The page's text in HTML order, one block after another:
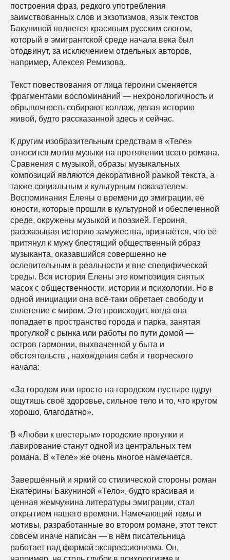
построения фраз, редкого употребления
заимствованных слов и экзотизмов, язык текстов
Бакуниной является красивым русским слогом,
который в эмигрантской среде начала века был
отодвинут, за исключением отдельных авторов,
например, Алексея Ремизова.
Текст повествования от лица героини сменяется
фрагментами воспоминаний — нехронологичность и
обрывочность собирают коллаж, делая историю
живой, будто рассказанной здесь и сейчас.
К другим изобразительным средствам в «Теле»
относится мотив музыки на протяжении всего романа.
Сравнения с музыкой, образы музыкальных
композиций являются декоративной рамкой текста, а
также социальным и культурным показателем.
Воспоминания Елены о времени до эмиграции, её
юности, которые прошли в культурной и обеспеченной
среде, окружены музыкой и поэзией. Героиня,
рассказывая историю замужества, признаётся, что её
притянул к мужу блестящий общественный образ
музыканта, оказавшийся совершенно не
ослепительным в реальности и вне специфической
среды. Вся история Елены это композиция снятых
масок с общественности, истории и психологии. Но в
одной инициации она всё-таки обретает свободу и
сплетение с миром. Это происходит, когда она
попадает в пространство города и парка, занятая
прогулкой с рынка или работы по пути домой —
остров гармонии, выхваченной у быта и
обстоятельств , нахождения себя и творческого
начала:
«За городом или просто на городском пустыре вдруг
ощутишь своё здоровье, сильное тело и то, что кругом
хорошо, благодатно».
В «Любви к шестерым» городские прогулки и
лавирование станут одной из центральных тем
романа. В «Теле» же очень многое намечается.
Завершённый и яркий со стилической стороны роман
Екатерины Бакуниной «Тело», будто красивая и
ценная жемчужина литературы эмиграции, стал
открытием нашего времени. Намечающий темы и
мотивы, разработанные во втором романе, этот текст
совсем иначе написан — в нём писательница
работает над формой экспрессионизма. Он,